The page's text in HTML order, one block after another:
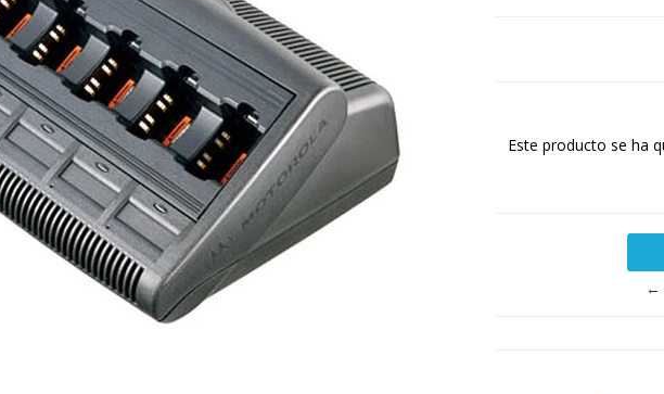
Este producto se ha
←